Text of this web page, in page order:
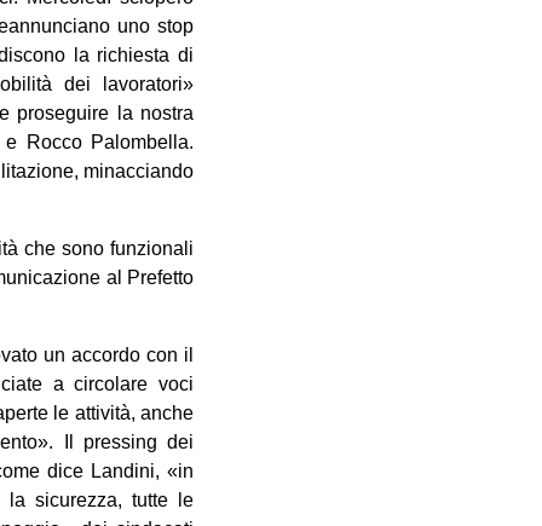
uno stop
la richiesta di
dei lavoratori»
proseguire la nostra
Rocco Palombella.
minacciando
che sono funzionali
al Prefetto
un accordo con il
a circolare voci
le attività, anche
Il pressing dei
dice Landini, «in
sicurezza, tutte le